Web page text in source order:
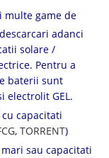
multe game de
adanci
solare /
Pentru a
baterii sunt
electrolit GEL.
capacitati
, TORRENT)
sau capacitati